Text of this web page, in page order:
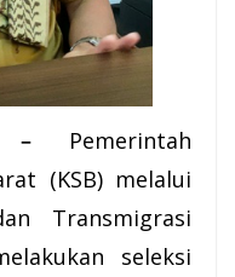
– Pemerintah
(KSB) melalui
Transmigrasi
seleksi